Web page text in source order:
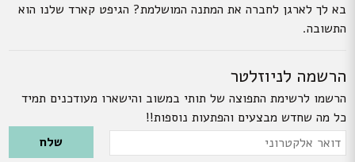
בא לך לארגן לחברה את המתנה המושלמת? הגיפט קארד שלנו הוא
התשובה.
הרשמה לניוזלטר
הרשמו לרשימת התפוצה של תותי במשוב והישארו מעודכנים תמיד
כל מה שחדש מבצעים והפתעות נוספות!!
Please leave this field empty.